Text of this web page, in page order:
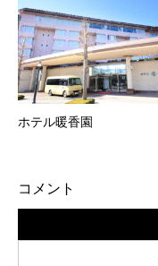
ホテル暖香園
コメント